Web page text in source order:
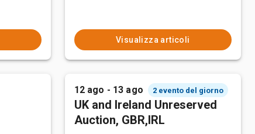
Visualizza articoli
12 ago - 13 ago 2 evento del giorno
UK and Ireland Unreserved
Auction, GBR,IRL